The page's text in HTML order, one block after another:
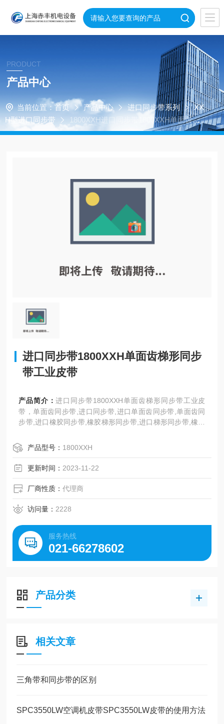
PRODUCT
产品中心
当前位置： 首页 产品中心 进口同步带系列
XX
H型进口同步带
1800XXH进口同步带1800XXH单面齿梯
形同步带工业皮带
进口同步带1800XXH单面齿梯形同步
带工业皮带
产品简介：进口同步带1800XXH单面齿梯形同步带工业皮
带，单面齿同步带,进口同步带,进口单面齿同步带,单面齿同
步带,进口橡胶同步带,橡胶梯形同步带,进口梯形同步带,橡胶
带,耐高温同步带,三之星橡胶梯形同步带,H、XH、XXH型。
日本三星、美国盖茨、德国奥比等世界名优工业皮带。
产品型号： 1800XXH
更新时间： 2023-11-22
厂商性质：代理商
访问量： 2228
服务热线
021-66278602
产品分类
相关文章
三角带和同步带的区别
SPC3550LW空调机皮带SPC3550LW皮带的使用方法